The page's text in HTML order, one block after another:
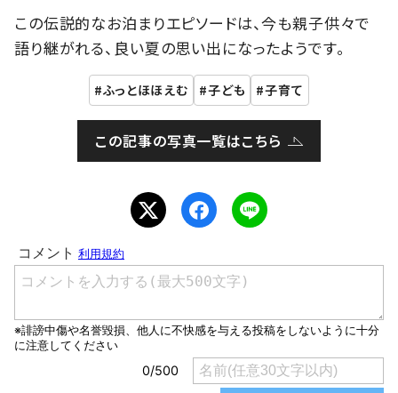
この伝説的なお泊まりエピソードは、今も親子供々で
語り継がれる、良い夏の思い出になったようです。
ふっとほほえむ 子ども 子育て
この記事の写真一覧はこちら